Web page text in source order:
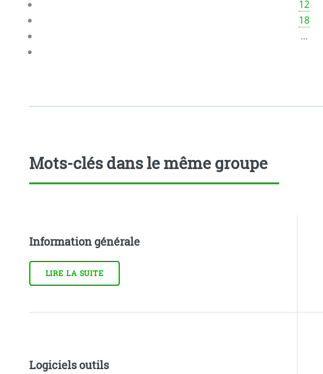
12
18
...
Mots-clés dans le même groupe
Information générale
LIRE LA SUITE
Logiciels outils